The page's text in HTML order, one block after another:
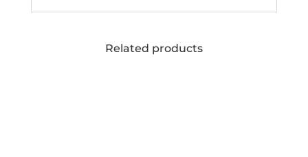
Related products